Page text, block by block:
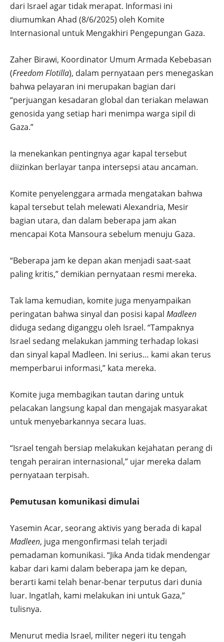
dari Israel agar tidak merapat. Informasi ini
diumumkan Ahad (8/6/2025) oleh Komite
Internasional untuk Mengakhiri Pengepungan Gaza.
Zaher Birawi, Koordinator Umum Armada Kebebasan
(Freedom Flotilla), dalam pernyataan pers menegaskan
bahwa pelayaran ini merupakan bagian dari
“perjuangan kesadaran global dan teriakan melawan
genosida yang setiap hari menimpa warga sipil di
Gaza.”
Ia menekankan pentingnya agar kapal tersebut
diizinkan berlayar tanpa intersepsi atau ancaman.
Komite penyelenggara armada mengatakan bahwa
kapal tersebut telah melewati Alexandria, Mesir
bagian utara, dan dalam beberapa jam akan
mencapai Kota Mansoura sebelum menuju Gaza.
“Beberapa jam ke depan akan menjadi saat-saat
paling kritis,” demikian pernyataan resmi mereka.
Tak lama kemudian, komite juga menyampaikan
peringatan bahwa sinyal dan posisi kapal Madleen
diduga sedang diganggu oleh Israel. “Tampaknya
Israel sedang melakukan jamming terhadap lokasi
dan sinyal kapal Madleen. Ini serius… kami akan terus
memperbarui informasi,” kata mereka.
Komite juga membagikan tautan daring untuk
pelacakan langsung kapal dan mengajak masyarakat
untuk menyebarkannya secara luas.
“Israel tengah bersiap melakukan kejahatan perang di
tengah perairan internasional,” ujar mereka dalam
pernyataan terpisah.
Pemutusan komunikasi dimulai
Yasemin Acar, seorang aktivis yang berada di kapal
Madleen, juga mengonfirmasi telah terjadi
pemadaman komunikasi. “Jika Anda tidak mendengar
kabar dari kami dalam beberapa jam ke depan,
berarti kami telah benar-benar terputus dari dunia
luar. Ingatlah, kami melakukan ini untuk Gaza,”
tulisnya.
Menurut media Israel, militer negeri itu tengah